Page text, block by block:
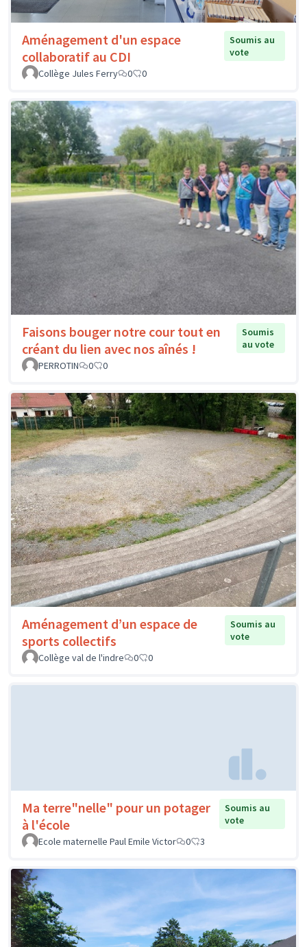
Aménagement d'un espace
collaboratif au CDI
Soumis au
vote
Collège Jules Ferry
0 0
Faisons bouger notre cour tout en
créant du lien avec nos aînés !
Soumis
au vote
PERROTIN
0 0
Aménagement d’un espace de
sports collectifs
Soumis au
vote
Collège val de l'indre
0 0
Ma terre"nelle" pour un potager
à l'école
Soumis au
vote
Ecole maternelle Paul Emile Victor
0 3